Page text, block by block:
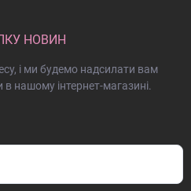
НОВИН
і ми будемо надсилати вам
нашому інтернет-магазині.